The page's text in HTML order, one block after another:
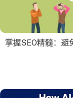
掌握SEO精髓：避